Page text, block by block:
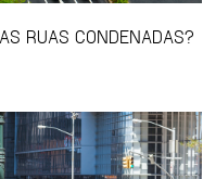
RUAS CONDENADAS?